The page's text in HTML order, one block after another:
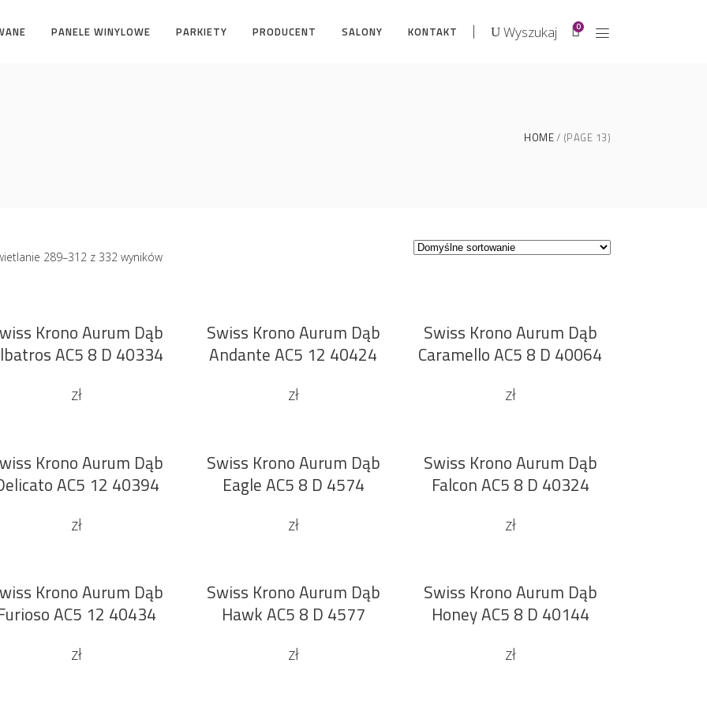
PANELE WINYLOWE PARKIETY PRODUCENT SALONY KONTAKT Wyszukaj 0
HOME (PAGE 13)
289–312 z 332 wyników
DODAJ DO KOSZYKA
Krono Aurum Dąb
AC5 8 D 40334
zł
DODAJ DO KOSZYKA
Swiss Krono Aurum Dąb
Andante AC5 12 40424
zł
DODAJ DO KOSZYKA
Swiss Krono Aurum Dąb
Caramello AC5 8 D 40064
zł
DODAJ DO KOSZYKA
Krono Aurum Dąb
AC5 12 40394
zł
DODAJ DO KOSZYKA
Swiss Krono Aurum Dąb
Eagle AC5 8 D 4574
zł
DODAJ DO KOSZYKA
Swiss Krono Aurum Dąb
Falcon AC5 8 D 40324
zł
DODAJ DO KOSZYKA
Krono Aurum Dąb
AC5 12 40434
zł
DODAJ DO KOSZYKA
Swiss Krono Aurum Dąb
Hawk AC5 8 D 4577
zł
DODAJ DO KOSZYKA
Swiss Krono Aurum Dąb
Honey AC5 8 D 40144
zł